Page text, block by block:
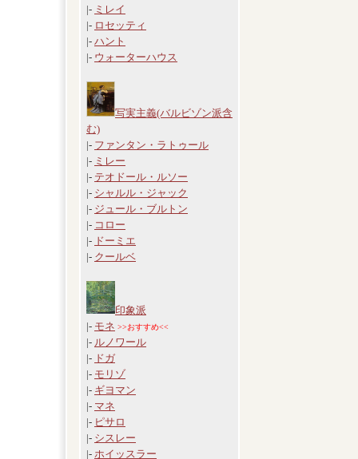
|- ミレイ
|- ロセッティ
|- ハント
|- ウォーターハウス
写実主義(バルビゾン派含
む)
|- ファンタン・ラトゥール
|- ミレー
|- テオドール・ルソー
|- シャルル・ジャック
|- ジュール・ブルトン
|- コロー
|- ドーミエ
|- クールベ
印象派
|- モネ >>おすすめ<<
|- ルノワール
|- ドガ
|- モリゾ
|- ギヨマン
|- マネ
|- ピサロ
|- シスレー
|- ホイッスラー